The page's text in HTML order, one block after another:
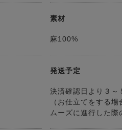
素材
麻100%
発送予定
決済確認日より３～
（お仕立てをする
ムーズに進行した際